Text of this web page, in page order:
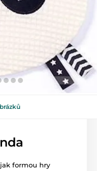
formou hry